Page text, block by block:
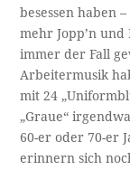
besessen haben
mehr Jopp’n
immer der Fall
Arbeitermusik
mit 24
„Graue“
60-er oder 70-er
erinnern sich